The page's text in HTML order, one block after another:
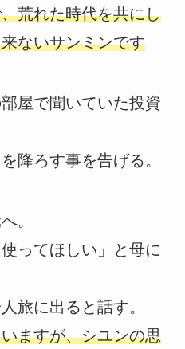
荒れた時代を共にし
ないサンミンです
屋で聞いていた投資
降ろす事を告げる。
。
ってほしい」と母に
旅に出ると話す。
ますが、シユンの思